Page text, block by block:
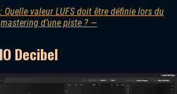
valeur LUFS doit être définie lors du
mastering d’une piste ? —
Decibel